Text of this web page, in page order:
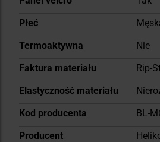
Płeć
Termoaktywna
Nie
Faktura materiału
Rip-
Elastyczność materiału
Kod producenta
BL-
Producent